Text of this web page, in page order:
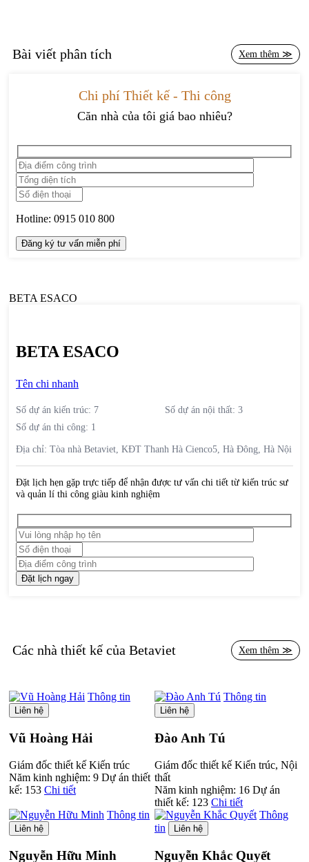
Bài viết phân tích Xem thêm ≫
Chi phí Thiết kế - Thi công
Căn nhà của tôi giá bao nhiêu?
Hotline: 0915 010 800
BETA ESACO
Tên chi nhanh
Số dự án kiến trúc: 7 Số dự án nội thất: 3
Số dự án thi công: 1
Địa chỉ: Tòa nhà Betaviet, KĐT Thanh Hà Cienco5, Hà Đông, Hà Nội
Đặt lịch hẹn gặp trực tiếp để nhận được tư vấn chi tiết từ kiến trúc sư
và quản lí thi công giàu kinh nghiệm
Các nhà thiết kế của Betaviet Xem thêm ≫
Thông tin
Liên hệ
Vũ Hoàng Hải
Giám đốc thiết kế Kiến trúc
Năm kinh nghiệm: 9 Dự án thiết
kế: 153 Chi tiết
Thông tin
Liên hệ
Đào Anh Tú
Giám đốc thiết kế Kiến trúc, Nội
thất
Năm kinh nghiệm: 16 Dự án
thiết kế: 123 Chi tiết
Thông tin
Liên hệ
Nguyễn Hữu Minh
Thông
tin
Liên hệ
Nguyễn Khắc Quyết